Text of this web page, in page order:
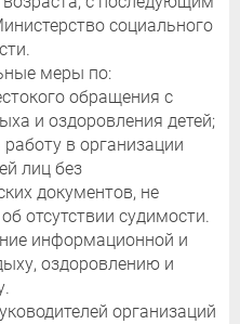
социального
меры по:
обращения с
и оздоровления детей;
в организации
лиц без
документов, не
отсутствии судимости.
информационной и
оздоровлению и
организаций